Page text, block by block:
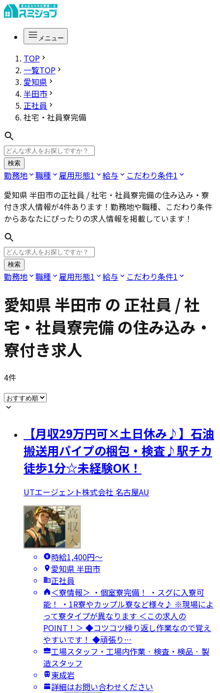
メニュー
TOP
一覧TOP
愛知県
半田市
正社員
社宅・社員寮完備
検索
勤務地 職種 雇用形態1 給与 こだわり条件1
愛知県 半田市の正社員 / 社宅・社員寮完備の住み込み・寮
付き求人情報が4件あります！勤務地や職種、こだわり条件
からあなたにぴったりの求人情報を掲載しています！
検索
勤務地 職種 雇用形態1 給与 こだわり条件1
愛知県 半田市 の 正社員 / 社
宅・社員寮完備の住み込み・
寮付き求人
4件
【月収29万円可×土日休み♪】石油
搬送用パイプの梱包・検査♪駅チカ
徒歩1分☆未経験OK！
UTエージェント株式会社 名古屋AU
時給1,400円〜
愛知県 半田市
正社員
＜寮情報＞ ・個室寮完備！ ・スグに入寮可
能！ ・1R寮やカップル寮など様々♪ ※現場によ
って寮タイプが異なります ＜この求人の
POINT！＞ ◆コツコツ繰り返し作業なので覚え
やすいです！ ◆頑張り…
工場スタッフ・工場内作業 · 検査・検品 · 製
造スタッフ
東成岩
詳細はお問い合わせください